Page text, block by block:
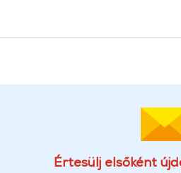
Értesülj elsőként